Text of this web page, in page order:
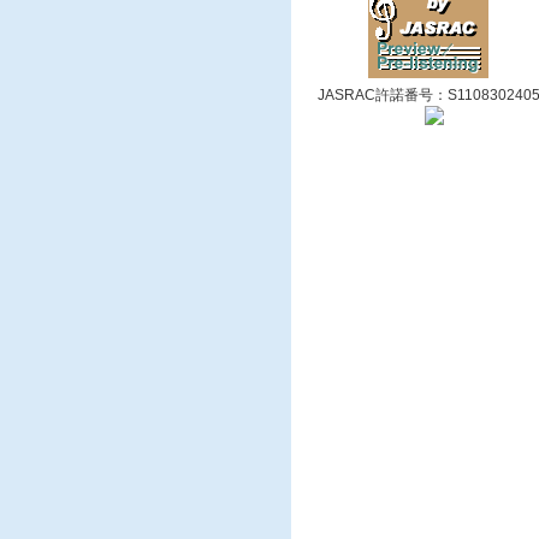
JASRAC許諾番号：S1108302405